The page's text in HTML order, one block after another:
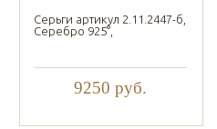
Серьги артикул 2.11.2447-б,
Серебро 925°,
9250 руб.